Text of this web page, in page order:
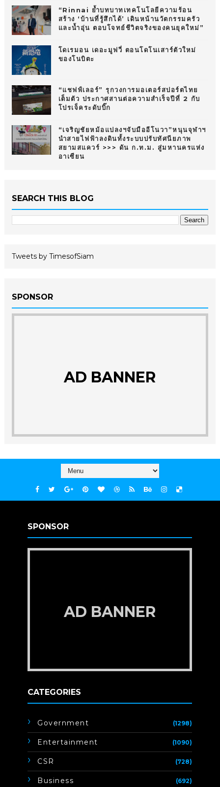
“Rinnai ย้ำบทบาทเทคโนโลยีความร้อน
สร้าง ‘บ้านที่รู้สึกได้’ เดินหน้านวัตกรรมครัว
และน้ำอุ่น ตอบโจทย์ชีวิตจริงของคนยุคใหม่”
โดเรมอน เดอะมูฟวี่ ตอนโดโนเสาร์ตัวใหม่
ของโนบิตะ
“แชฟฟ์เลอร์” รุกวงการมอเตอร์สปอร์ตไทย
เต็มตัว ประกาศสานต่อความสำเร็จปีที่ 2 กับ
โปรเจ็คระดับบิ๊ก
“เจริญชัยหม้อแปลงฯจับมืออีโนวา”หนุนจุฬาฯ
นำสายไฟฟ้าลงดินทั้งระบบปรับทัศนียภาพ
สยามสแควร์ >>> ดัน ก.ท.ม. สู่มหานครแห่ง
อาเซียน
SEARCH THIS BLOG
Tweets by TimesofSiam
SPONSOR
AD BANNER
SPONSOR
AD BANNER
CATEGORIES
Government (1298)
Entertainment (1090)
CSR (728)
Business (692)